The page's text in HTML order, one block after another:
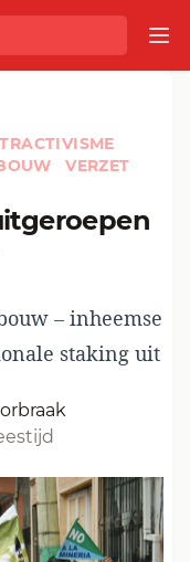
VERZET
– inheemse
staking uit